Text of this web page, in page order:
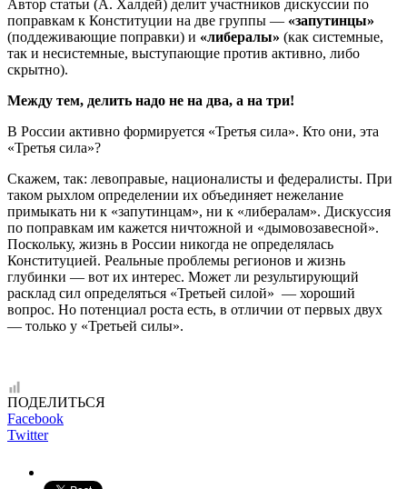
Автор статьи (А. Халдей) делит участников дискуссии по
поправкам к Конституции на две группы — «запутинцы»
(поддеживающие поправки) и «либералы» (как системные,
так и несистемные, выступающие против активно, либо
скрытно).
Между тем, делить надо не на два, а на три!
В России активно формируется «Третья сила». Кто они, эта
«Третья сила»?
Скажем, так: левоправые, националисты и федералисты. При
таком рыхлом определении их объединяет нежелание
примыкать ни к «запутинцам», ни к «либералам». Дискуссия
по поправкам им кажется ничтожной и «дымовозавесной».
Поскольку, жизнь в России никогда не определялась
Конституцией. Реальные проблемы регионов и жизнь
глубинки — вот их интерес. Может ли результирующий
расклад сил определяться «Третьей силой» — хороший
вопрос. Но потенциал роста есть, в отличии от первых двух
— только у «Третьей силы».
ПОДЕЛИТЬСЯ
Facebook
Twitter